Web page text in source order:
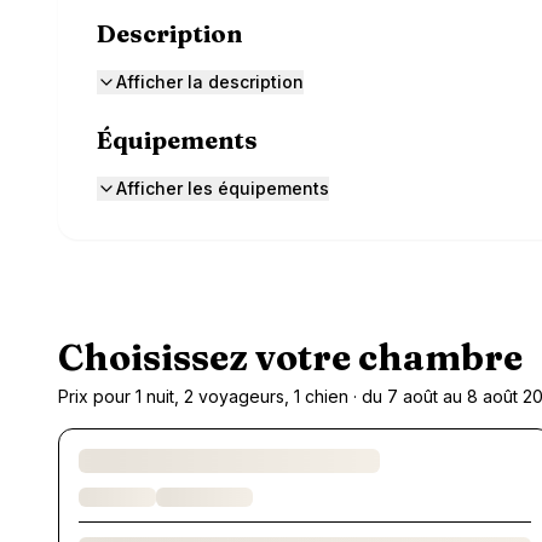
Description
Afficher la description
Équipements
Afficher les équipements
Choisissez votre chambre
Prix pour 1 nuit, 2 voyageurs, 1 chien · du 7 août au 8 août
Chargement des chambres et des formules…